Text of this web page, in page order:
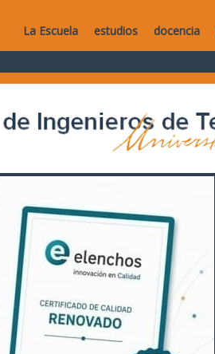
La Escuela estudios docencia